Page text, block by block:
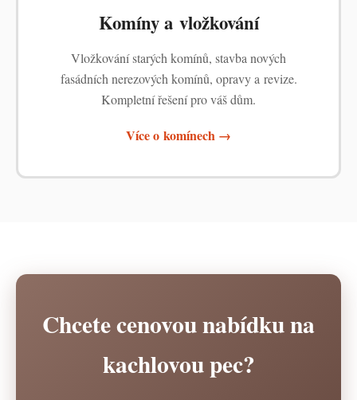
Komíny a vložkování
Vložkování starých komínů, stavba nových
fasádních nerezových komínů, opravy a revize.
Kompletní řešení pro váš dům.
Více o komínech →
Chcete cenovou nabídku na
kachlovou pec?